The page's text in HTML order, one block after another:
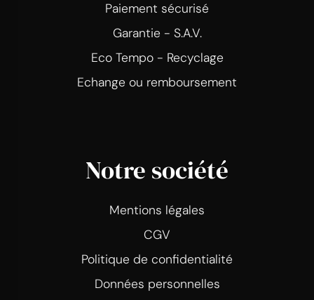
Paiement sécurisé
Garantie - S.A.V.
Eco Tempo - Recyclage
Echange ou remboursement
Notre société
Mentions légales
CGV
Politique de confidentialité
Données personnelles